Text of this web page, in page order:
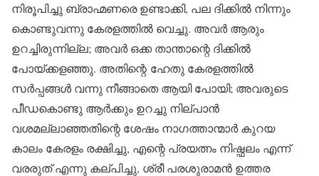
നിരൂപിച്ചു ബ്രാഹ്മണരെ ഉണ്ടാക്കി, പല ദിക്കിൽ നിന്നും
കൊണ്ടുവന്നു കേരളത്തിൽ വെച്ചു. അവർ ആരും
ഉറച്ചിരുന്നില്ല; അവർ ഒക്ക താന്താന്റെ ദിക്കിൽ
പോയ്ക്കളഞ്ഞു. അതിന്റെ ഹേതു കേരളത്തിൽ
സർപ്പങ്ങൾ വന്നു നീങ്ങാതെ ആയി പോയി; അവരുടെ
പീഡകൊണ്ടു ആർക്കും ഉറച്ചു നില്പാൻ
വശമല്ലാഞ്ഞതിന്റെ ശേഷം നാഗത്താന്മാർ കുറയ
കാലം കേരളം രക്ഷിച്ചു, എന്റെ പ്രയത്നം നിഷ്ഫലം എന്ന്
വരരുത് എന്നു കല്പിച്ചു, ശ്രീ പരശുരാമൻ ഉത്തര